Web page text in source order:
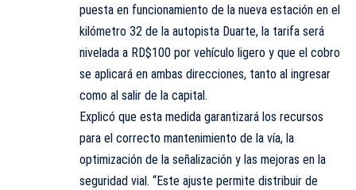
puesta en funcionamiento de la nueva estación en el
kilómetro 32 de la autopista Duarte, la tarifa será
nivelada a RD$100 por vehículo ligero y que el cobro
se aplicará en ambas direcciones, tanto al ingresar
como al salir de la capital.
Explicó que esta medida garantizará los recursos
para el correcto mantenimiento de la vía, la
optimización de la señalización y las mejoras en la
seguridad vial. “Este ajuste permite distribuir de